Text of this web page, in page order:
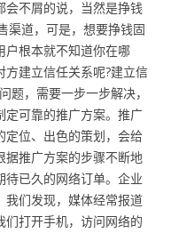
会不屑的说，当然是挣钱
渠道，可是，想要挣钱固
户根本就不知道你在哪
建立信任关系呢?建立信
题，需要一步一步解决，
定可靠的推广方案。推广
定位、出色的策划，会给
据推广方案的步骤不断地
已久的网络订单。企业
我们发现，媒体经常报道
打开手机，访问网络的